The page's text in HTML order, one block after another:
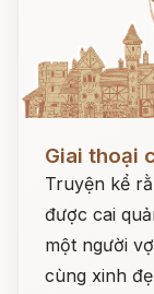
Giai thoại
Truyện kể
được cai
một người
cùng xinh